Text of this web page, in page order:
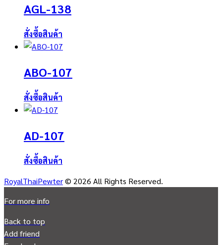
AGL-138
สั่งซื้อสินค้า
ABO-107
สั่งซื้อสินค้า
AD-107
สั่งซื้อสินค้า
RoyalThaiPewter© 2026 All Rights Reserved.
For more info
Back to top
Add friend